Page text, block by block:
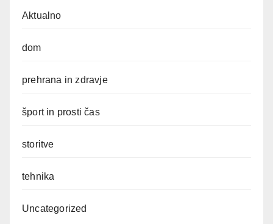
Aktualno
dom
prehrana in zdravje
šport in prosti čas
storitve
tehnika
Uncategorized